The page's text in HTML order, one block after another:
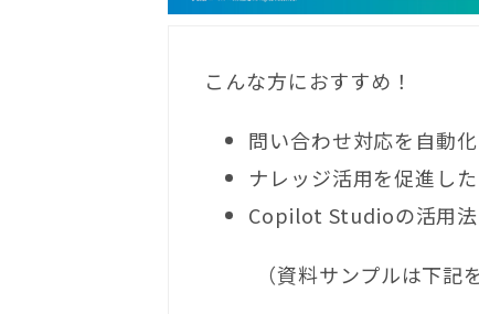
こんな方におすすめ！
問い合わせ対応を自動
ナレッジ活用を促進し
Copilot Studioの活用
（資料サンプルは下記